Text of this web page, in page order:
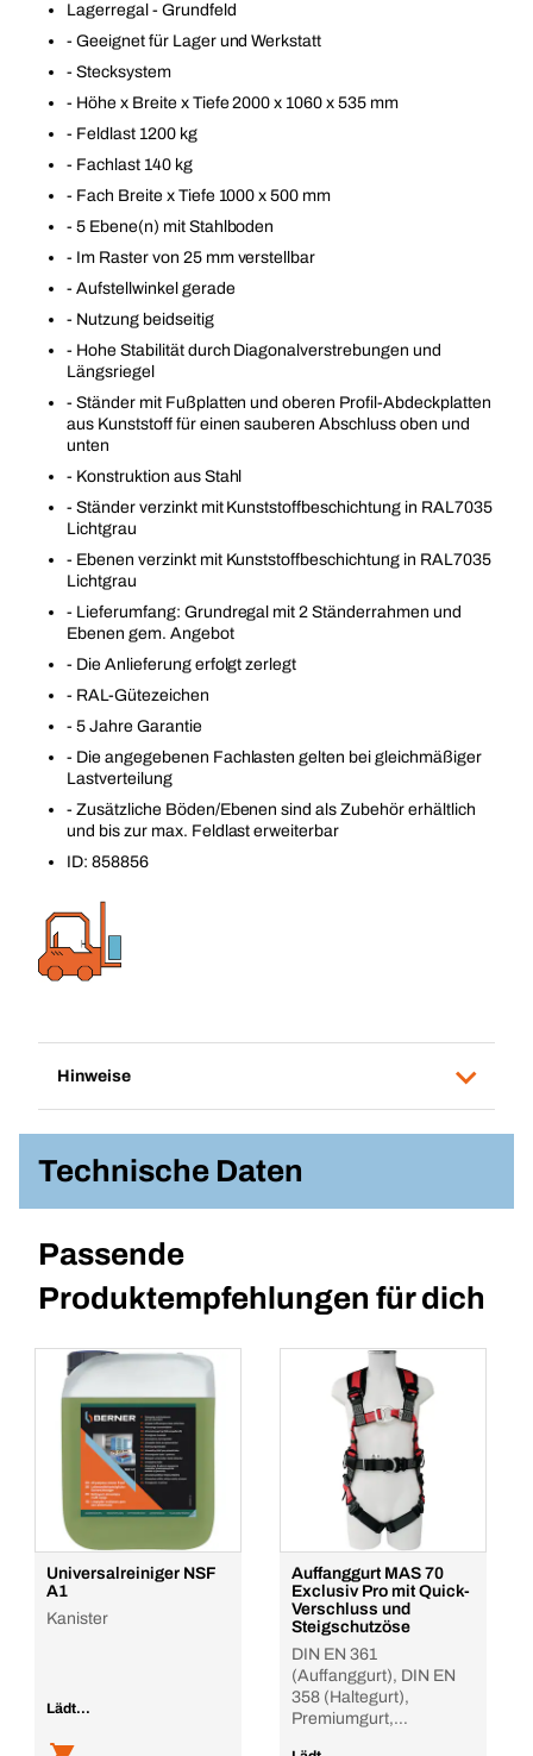
Lagerregal - Grundfeld
- Geeignet für Lager und Werkstatt
- Stecksystem
- Höhe x Breite x Tiefe 2000 x 1060 x 535 mm
- Feldlast 1200 kg
- Fachlast 140 kg
- Fach Breite x Tiefe 1000 x 500 mm
- 5 Ebene(n) mit Stahlboden
- Im Raster von 25 mm verstellbar
- Aufstellwinkel gerade
- Nutzung beidseitig
- Hohe Stabilität durch Diagonalverstrebungen und
Längsriegel
- Ständer mit Fußplatten und oberen Profil-Abdeckplatten
aus Kunststoff für einen sauberen Abschluss oben und
unten
- Konstruktion aus Stahl
- Ständer verzinkt mit Kunststoffbeschichtung in RAL7035
Lichtgrau
- Ebenen verzinkt mit Kunststoffbeschichtung in RAL7035
Lichtgrau
- Lieferumfang: Grundregal mit 2 Ständerrahmen und
Ebenen gem. Angebot
- Die Anlieferung erfolgt zerlegt
- RAL-Gütezeichen
- 5 Jahre Garantie
- Die angegebenen Fachlasten gelten bei gleichmäßiger
Lastverteilung
- Zusätzliche Böden/Ebenen sind als Zubehör erhältlich
und bis zur max. Feldlast erweiterbar
ID: 858856
Hinweise
Technische Daten
Passende
Produktempfehlungen für dich
Universalreiniger NSF
A1
Kanister
Lädt...
Auffanggurt MAS 70
Exclusiv Pro mit Quick-
Verschluss und
Steigschutzöse
DIN EN 361
(Auffanggurt), DIN EN
358 (Haltegurt),
Premiumgurt,